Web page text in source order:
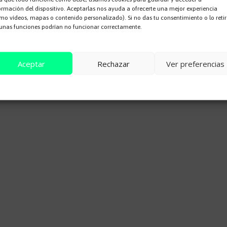
del dispositivo. Aceptarlas nos ayuda a ofrecerte una mejor experiencia
vídeos, mapas o contenido personalizado). Si no das tu consentimiento o lo
funciones podrían no funcionar correctamente.
Aceptar Rechazar Ver preferencias